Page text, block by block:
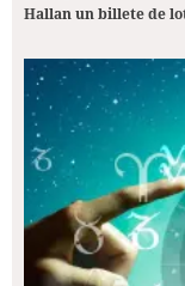
Hallan un billete de